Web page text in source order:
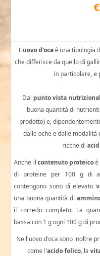
L'uovo d'ocaè una tipologia
che differisce da quello di
in particolare, e
Dal punto vista
buona quantità di
prodotto) e,
dalle oche e dalle modalità
ricche di
Anche il contenuto proteicoè
di proteine per 100 g di
contengono sono di elevato
una buona quantità di
il corredo completo. La
bassa con 1 g ogni 100 g di
Nell'uovo d'oca sono inoltre
come l'acido folico, la